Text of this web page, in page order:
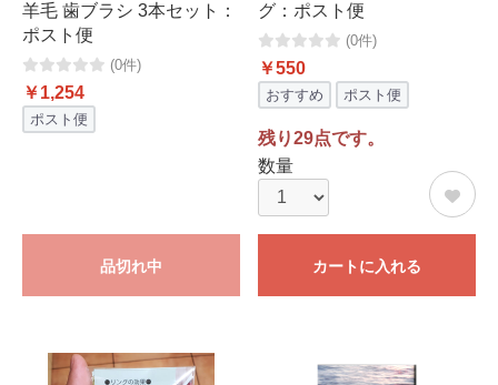
羊毛 歯ブラシ 3本セット：
ポスト便
(0件)
￥1,254
ポスト便
品切れ中
グ：ポスト便
(0件)
￥550
おすすめ ポスト便
残り29点です。
数量
カートに入れる